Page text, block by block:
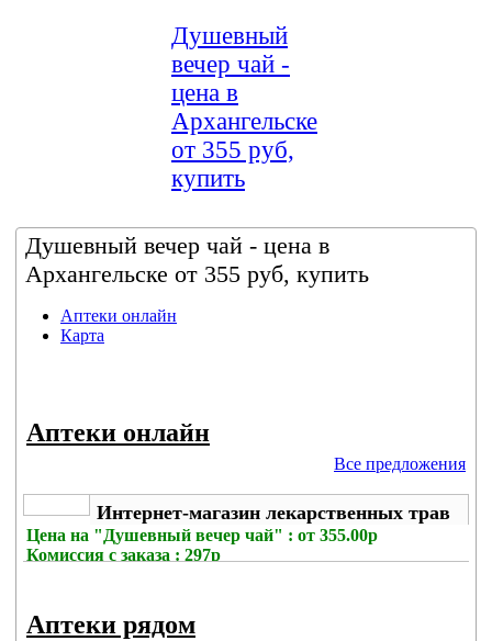
Душевный
вечер чай -
цена в
Архангельске
от 355 руб,
купить
Душевный вечер чай - цена в
Архангельске от 355 руб, купить
Аптеки онлайн
Карта
Аптеки онлайн
Все предложения
Интернет-магазин лекарственных трав
Цена на "Душевный вечер чай" : от 355.00р
Комиссия с заказа : 297р
Аптеки рядом